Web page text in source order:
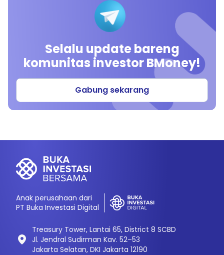
Selalu update bareng
komunitas investor BMoney!
Gabung sekarang
Anak perusahaan dari
PT Buka Investasi Digital
Treasury Tower, Lantai 65, District 8 SCBD
Jl. Jendral Sudirman Kav. 52–53
Jakarta Selatan, DKI Jakarta 12190